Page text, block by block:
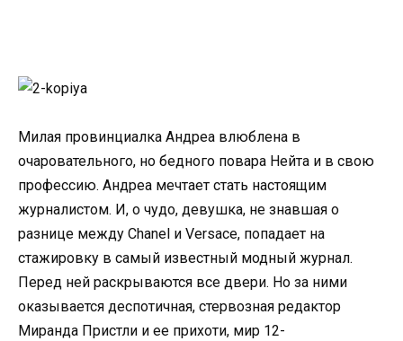
Милая провинциалка Андреа влюблена в
очаровательного, но бедного повара Нейта и в свою
профессию. Андреа мечтает стать настоящим
журналистом. И, о чудо, девушка, не знавшая о
разнице между Chanel и Versace, попадает на
стажировку в самый известный модный журнал.
Перед ней раскрываются все двери. Но за ними
оказывается деспотичная, стервозная редактор
Миранда Пристли и ее прихоти, мир 12-